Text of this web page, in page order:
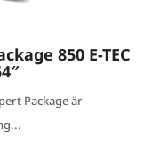
850 E-TEC
Package är